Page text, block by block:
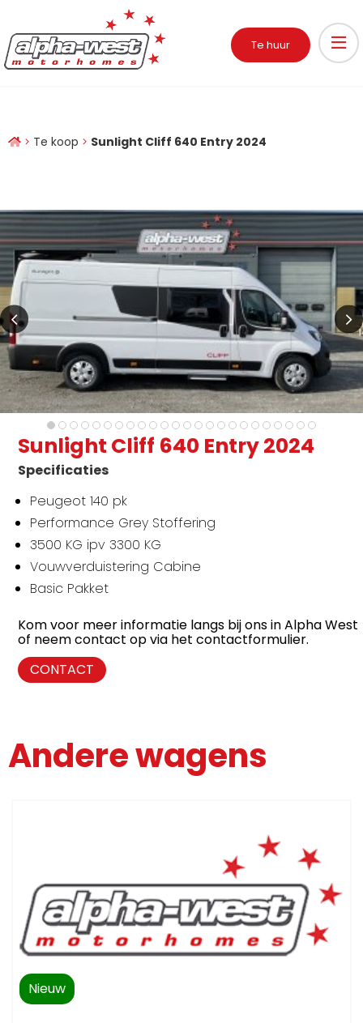
Te huur
Te koop Sunlight Cliff 640 Entry 2024
Sunlight Cliff 640 Entry 2024
Specificaties
Peugeot 140 pk
Performance Grey Stoffering
3500 KG ipv 3300 KG
Vouwverduistering Cabine
Basic Pakket
Kom voor meer informatie langs bij ons in Alpha West
of neem contact op via het contactformulier.
CONTACT
Andere wagens
Nieuw